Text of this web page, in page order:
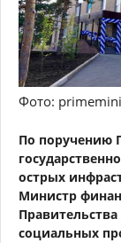
Фото:
По поручению
острых
Министр
социальных